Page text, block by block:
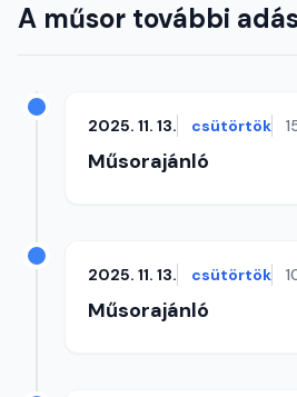
A műsor további
2025. 11. 13. csütörtök
Műsorajánló
2025. 11. 13. csütörtök
Műsorajánló